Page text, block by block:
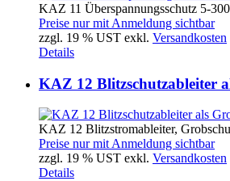
KAZ 11 Überspannungsschutz 5-
Preise nur mit Anmeldung sichtbar
zzgl. 19 % UST exkl. Versandkosten
Details
KAZ 12 Blitzschutzableiter
KAZ 12 Blitzstromableiter,
Preise nur mit Anmeldung sichtbar
zzgl. 19 % UST exkl. Versandkosten
Details